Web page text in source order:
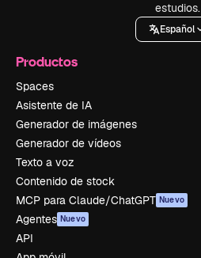
estudios.
Español
Productos
Spaces
Asistente de IA
Generador de imágenes
Generador de vídeos
Texto a voz
Contenido de stock
MCP para Claude/ChatGPT Nuevo
Agentes Nuevo
API